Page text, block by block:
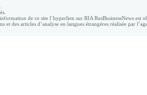
de ce site l`hyperlien sur RIA RusBusinessNews est
et des articles d’analyse en langues étrangères réalisée par